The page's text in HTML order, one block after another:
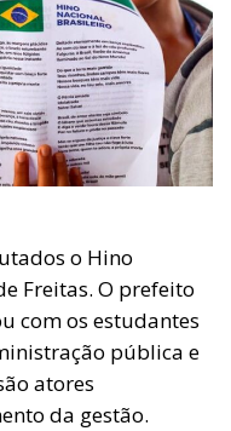
o Hino
Freitas. O prefeito
com os estudantes
pública e
atores
da gestão.